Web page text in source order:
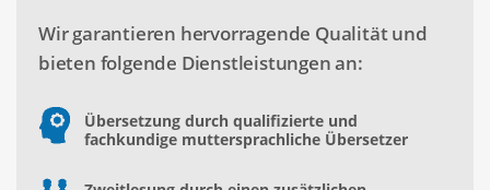
Wir garantieren hervorragende Qualität und
bieten folgende Dienstleistungen an:
Übersetzung durch qualifizierte und
fachkundige muttersprachliche Übersetzer